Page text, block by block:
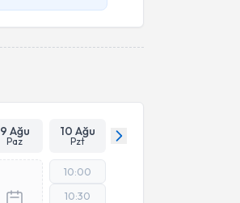
9 Ağu
Paz
10 Ağu
Pzt
10:00
10:30